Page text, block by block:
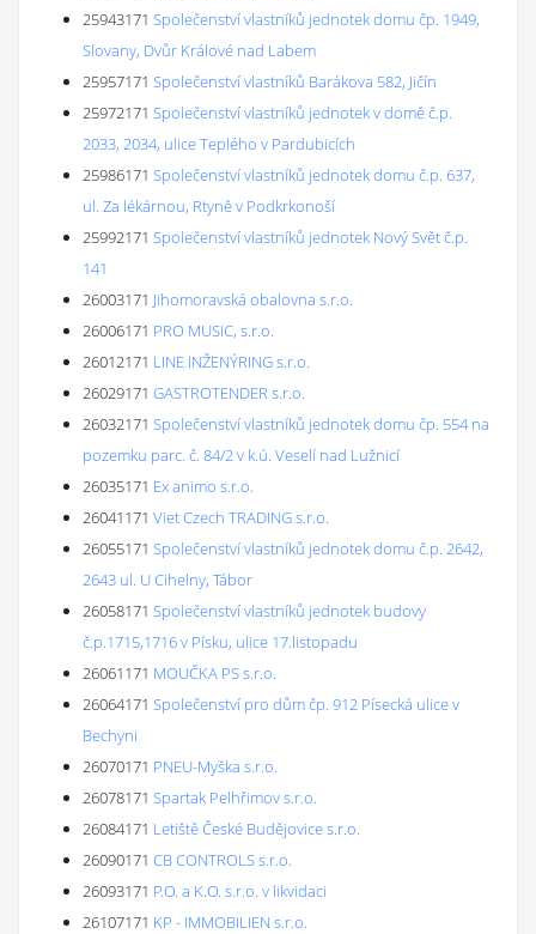
25943171 Společenství vlastníků jednotek domu čp. 1949,
Slovany, Dvůr Králové nad Labem
25957171 Společenství vlastníků Barákova 582, Jičín
25972171 Společenství vlastníků jednotek v domě č.p.
2033, 2034, ulice Teplého v Pardubicích
25986171 Společenství vlastníků jednotek domu č.p. 637,
ul. Za lékárnou, Rtyně v Podkrkonoší
25992171 Společenství vlastníků jednotek Nový Svět č.p.
141
26003171 Jihomoravská obalovna s.r.o.
26006171 PRO MUSIC, s.r.o.
26012171 LINE INŽENÝRING s.r.o.
26029171 GASTROTENDER s.r.o.
26032171 Společenství vlastníků jednotek domu čp. 554 na
pozemku parc. č. 84/2 v k.ú. Veselí nad Lužnicí
26035171 Ex animo s.r.o.
26041171 Viet Czech TRADING s.r.o.
26055171 Společenství vlastníků jednotek domu č.p. 2642,
2643 ul. U Cihelny, Tábor
26058171 Společenství vlastníků jednotek budovy
č.p.1715,1716 v Písku, ulice 17.listopadu
26061171 MOUČKA PS s.r.o.
26064171 Společenství pro dům čp. 912 Písecká ulice v
Bechyni
26070171 PNEU-Myška s.r.o.
26078171 Spartak Pelhřimov s.r.o.
26084171 Letiště České Budějovice s.r.o.
26090171 CB CONTROLS s.r.o.
26093171 P.O. a K.O. s.r.o. v likvidaci
26107171 KP - IMMOBILIEN s.r.o.